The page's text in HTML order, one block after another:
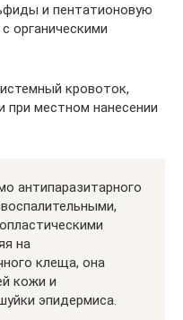
и пентатионовую
органическими
кровоток,
при местном нанесении
антипаразитарного
на
клеща, она
кожи и
эпидермиса.